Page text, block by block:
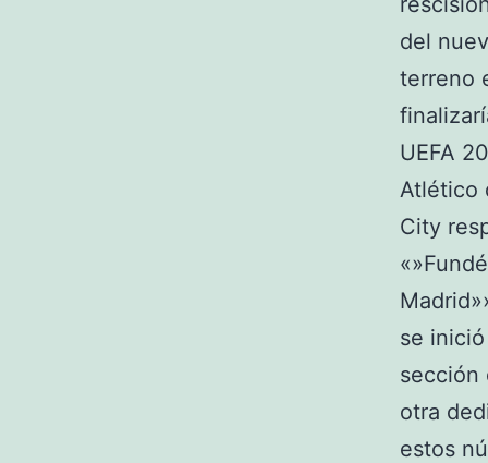
del
terreno
UEFA
Atlético
City
se
sección
otra
estos